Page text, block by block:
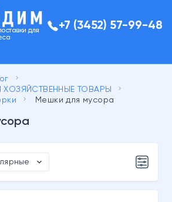
для
+7 (3452) 57-99-48
keyboard_arrow_right
ХОЗЯЙСТВЕННЫЕ ТОВАРЫ keyboard_arrow_right
keyboard_arrow_right Мешки для мусора
expand_more